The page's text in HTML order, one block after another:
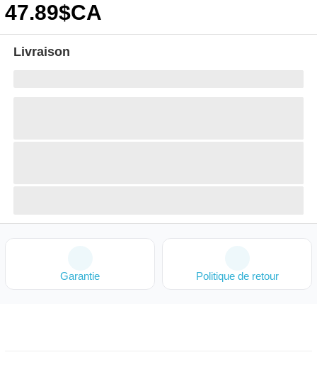
47.89$CA
Livraison
Garantie Politique de retour